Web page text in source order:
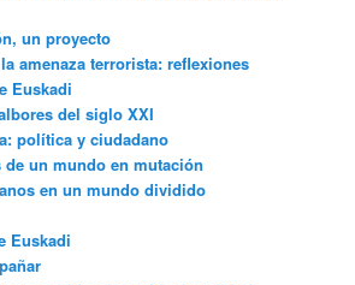
un proyecto
amenaza terrorista: reflexiones
Euskadi
del siglo XXI
política y ciudadano
un mundo en mutación
en un mundo dividido
Euskadi